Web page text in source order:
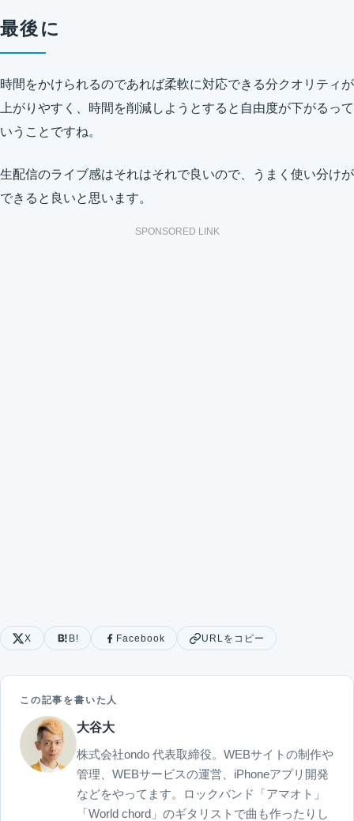
最後に
時間をかけられるのであれば柔軟に対応できる分クオリティが
上がりやすく、時間を削減しようとすると自由度が下がるって
いうことですね。
生配信のライブ感はそれはそれで良いので、うまく使い分けが
できると良いと思います。
SPONSORED LINK
X B! Facebook URLをコピー
この記事を書いた人
大谷大
株式会社ondo 代表取締役。WEBサイトの制作や
管理、WEBサービスの運営、iPhoneアプリ開発
などをやってます。ロックバンド「アマオト」
「World chord」のギタリストで曲も作ったりし